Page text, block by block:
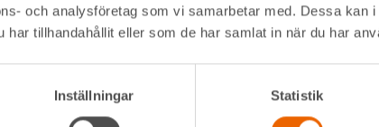
och analysföretag som vi samarbetar med. Dessa kan
har tillhandahållit eller som de har samlat in när du har
Inställningar Statistik
där
Facebook
Instagram
LinkedIn
Våra depåer
Jobba hos oss
Om HLL
Hållbarhet